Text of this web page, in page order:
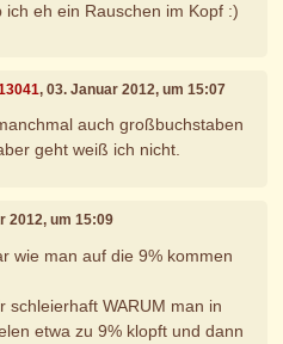
ich eh ein Rauschen im Kopf :)
, 03. Januar 2012, um 15:07
auch großbuchstaben
geht weiß ich nicht.
2012, um 15:09
wie man auf die 9% kommen
schleierhaft WARUM man in
etwa zu 9% klopft und dann